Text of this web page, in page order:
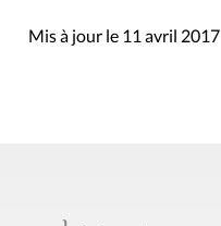
Mis à jour le 11 avril 2017